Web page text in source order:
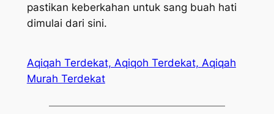
pastikan keberkahan untuk sang buah hati
dimulai dari sini.
Aqiqah Terdekat, Aqiqoh Terdekat, Aqiqah
Murah Terdekat